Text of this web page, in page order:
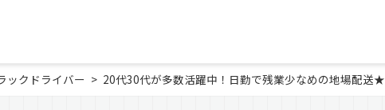
ックドライバー 20代30代が多数活躍中！日勤で残業少なめの地場配送★